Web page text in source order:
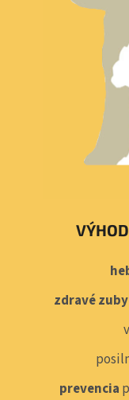
zdravé
prevencia